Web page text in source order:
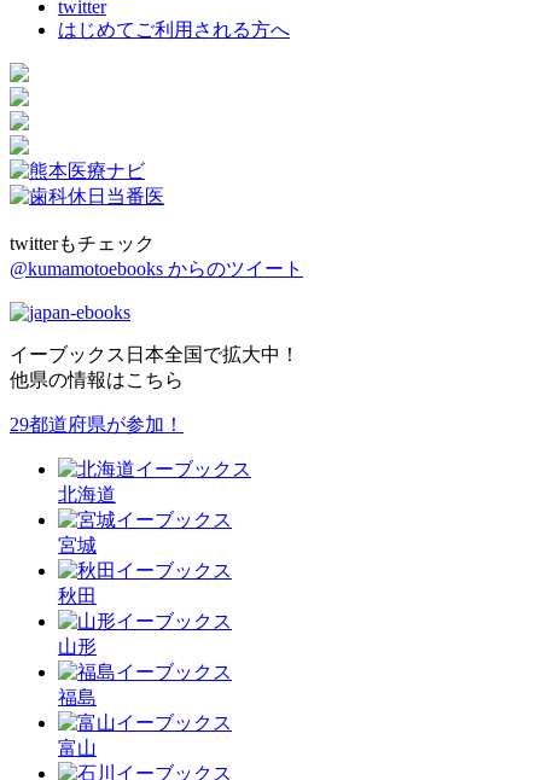
twitter
はじめてご利用される方へ
twitterもチェック
@kumamotoebooks からのツイート
イーブックス日本全国で拡大中！
他県の情報はこちら
29都道府県が参加！
北海道
宮城
秋田
山形
福島
富山